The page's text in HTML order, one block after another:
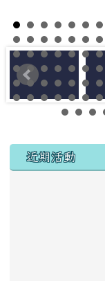
左邊區域內容
近期活動